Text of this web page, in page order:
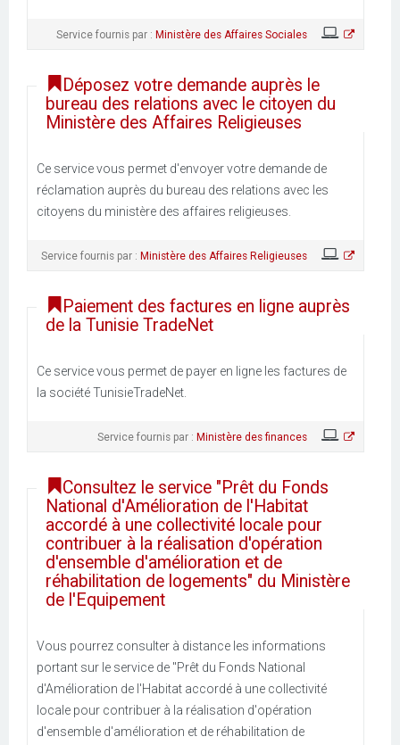
Service fournis par : Ministère des Affaires Sociales
Déposez votre demande auprès le
bureau des relations avec le citoyen du
Ministère des Affaires Religieuses
Ce service vous permet d'envoyer votre demande de
réclamation auprès du bureau des relations avec les
citoyens du ministère des affaires religieuses.
Service fournis par : Ministère des Affaires Religieuses
Paiement des factures en ligne auprès
de la Tunisie TradeNet
Ce service vous permet de payer en ligne les factures de
la société TunisieTradeNet.
Service fournis par : Ministère des finances
Consultez le service "Prêt du Fonds
National d'Amélioration de l'Habitat
accordé à une collectivité locale pour
contribuer à la réalisation d'opération
d'ensemble d'amélioration et de
réhabilitation de logements" du Ministère
de l'Equipement
Vous pourrez consulter à distance les informations
portant sur le service de "Prêt du Fonds National
d'Amélioration de l'Habitat accordé à une collectivité
locale pour contribuer à la réalisation d'opération
d'ensemble d'amélioration et de réhabilitation de